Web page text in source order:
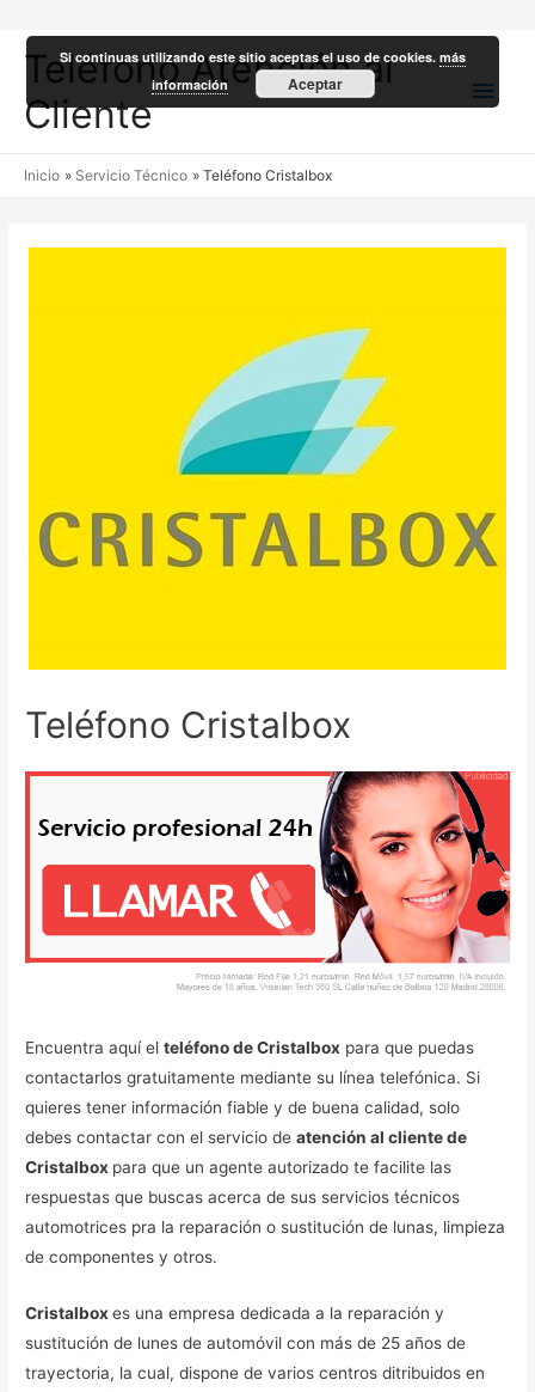
Teléfono Atención al
Cliente
Inicio Servicio Técnico Teléfono Cristalbox
Teléfono Cristalbox
Encuentra aquí elteléfono de Cristalbox para que puedas
contactarlos gratuitamente mediante su línea telefónica. Si
quieres tener información fiable y de buena calidad, solo
debes contactar con el servicio deatención al cliente de
Cristalbox para que un agente autorizado te facilite las
respuestas que buscas acerca de sus servicios técnicos
automotrices pra la reparación o sustitución de lunas, limpieza
de componentes y otros.
Cristalboxes una empresa dedicada a la reparación y
sustitución de lunes de automóvil con más de 25 años de
trayectoria, la cual, dispone de varios centros ditribuidos en
Si continuas utilizando este sitio aceptas el uso de cookies.más
información
Aceptar